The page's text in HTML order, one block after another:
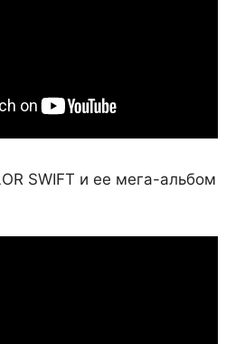
SWIFT и ее мега-альбом